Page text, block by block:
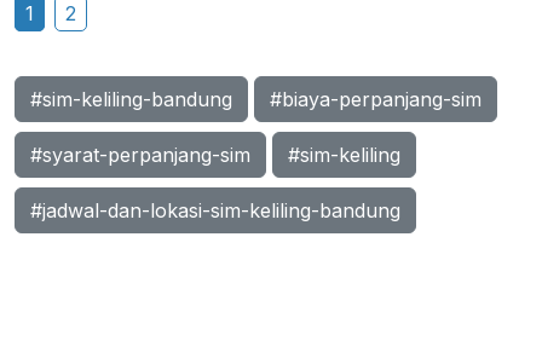
1 2
#sim-keliling-bandung #biaya-perpanjang-sim
#syarat-perpanjang-sim #sim-keliling
#jadwal-dan-lokasi-sim-keliling-bandung